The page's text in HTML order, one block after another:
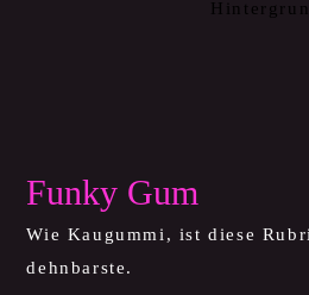
Funky Gum
Wie Kaugummi, ist diese
dehnbarste.